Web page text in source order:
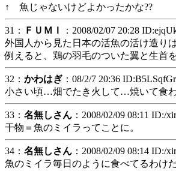
↑ 魚じゃないけどよかったかな??
31： ＦＵＭＩ
：2008/02/07 20:28
外国人から見た日本の活魚の活け造り
例えると、鶏の羽毛のついた翼と生首
32： かわはぎ ：08/2/7 20:36
小さい頃…畑でたき火して…焼いて食
33： 名無しさん ：2008/02/09 08:11 ID:/
干物＝魚のミイラってことに。
34： 名無しさん ：2008/02/09 08:14 ID:/
魚のミイラ毎日のように食べてるわけ